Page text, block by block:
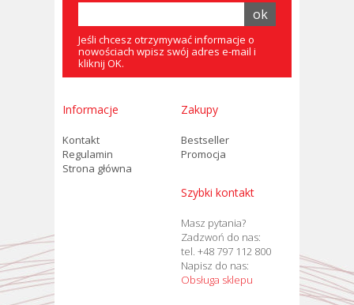
Jeśli chcesz otrzymywać informacje o
nowościach wpisz swój adres e-mail i
kliknij OK.
Informacje
Kontakt
Regulamin
Strona główna
Zakupy
Bestseller
Promocja
Szybki kontakt
Masz pytania?
Zadzwoń do nas:
tel. +48 797 112 800
Napisz do nas:
Obsługa sklepu